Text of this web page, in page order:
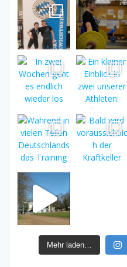
Mehr laden…